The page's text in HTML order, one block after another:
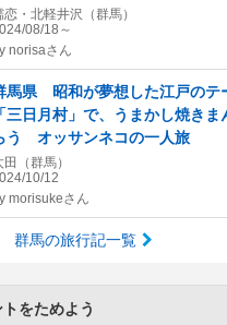
恋・北軽井沢（群馬）
08/18～
norisaさん
馬県 昭和が夢想した江戸のテ
「三日月村」で、うまかし焼き
う オッサンネコの一人旅
田（群馬）
10/12
morisukeさん
群馬の旅行記一覧
をためよう